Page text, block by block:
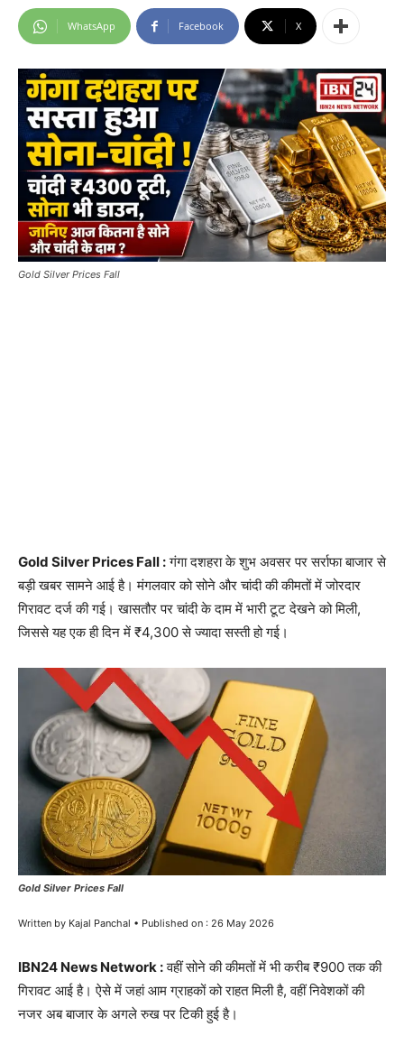
WhatsApp Facebook X
Gold Silver Prices Fall
Gold Silver Prices Fall :गंगा दशहरा के शुभ अवसर पर सर्राफा बाजार से
बड़ी खबर सामने आई है। मंगलवार को सोने और चांदी की कीमतों में जोरदार
गिरावट दर्ज की गई। खासतौर पर चांदी के दाम में भारी टूट देखने को मिली,
जिससे यह एक ही दिन में ₹4,300 से ज्यादा सस्ती हो गई।
Gold Silver Prices Fall
Written by Kajal Panchal • Published on : 26 May 2026
IBN24 News Network :वहीं सोने की कीमतों में भी करीब ₹900 तक की
गिरावट आई है। ऐसे में जहां आम ग्राहकों को राहत मिली है, वहीं निवेशकों की
नजर अब बाजार के अगले रुख पर टिकी हुई है।